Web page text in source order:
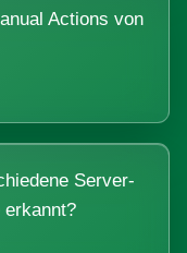
Actions von
Server-
erkannt?